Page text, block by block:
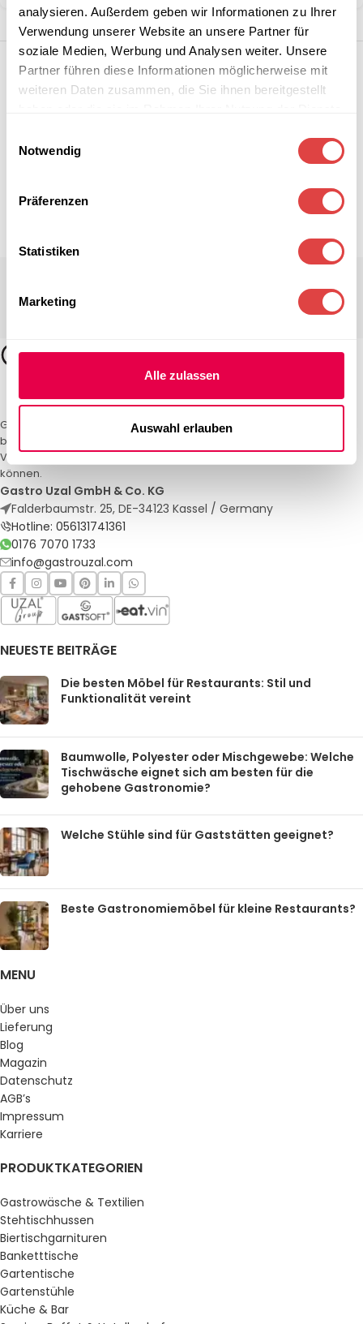
analysieren. Außerdem geben wir Informationen zu Ihrer
Verwendung unserer Website an unsere Partner für
soziale Medien, Werbung und Analysen weiter. Unsere
Partner führen diese Informationen möglicherweise mit
weiteren Daten zusammen, die Sie ihnen bereitgestellt
Notwendig
Präferenzen
Statistiken
Marketing
Alle zulassen
Auswahl erlauben
Gastro Uzal – Ihr Spezialist für Gastronomiemöbel und -textilien. Wir
bieten maßgeschneiderte Lösungen für Restaurants, Hotels und
Veranstaltungen. Qualität und Service, auf die Sie sich verlassen
können.
Gastro Uzal GmbH & Co. KG
Falderbaumstr. 25, DE-34123 Kassel / Germany
Hotline: 056131741361
0176 7070 1733
info@gastrouzal.com
NEUESTE BEITRÄGE
Die besten Möbel für Restaurants: Stil und
Funktionalität vereint
Baumwolle, Polyester oder Mischgewebe: Welche
Tischwäsche eignet sich am besten für die
gehobene Gastronomie?
Welche Stühle sind für Gaststätten geeignet?
Beste Gastronomiemöbel für kleine Restaurants?
MENU
Über uns
Lieferung
Blog
Magazin
Datenschutz
AGB’s
Impressum
Karriere
PRODUKTKATEGORIEN
Gastrowäsche & Textilien
Stehtischhussen
Biertischgarnituren
Banketttische
Gartentische
Gartenstühle
Küche & Bar